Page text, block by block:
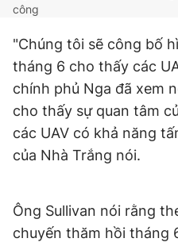
công
"Chúng tôi sẽ công bố
tháng 6 cho thấy các
chính phủ Nga đã xem
cho thấy sự quan tâm
các UAV có khả năng
của Nhà Trắng nói.
Ông Sullivan nói rằng
chuyến thăm hồi tháng